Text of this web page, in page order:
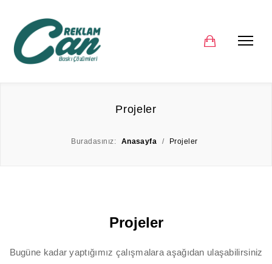
Projeler
Buradasınız: Anasayfa / Projeler
Projeler
Bugüne kadar yaptığımız çalışmalara aşağıdan ulaşabilirsiniz